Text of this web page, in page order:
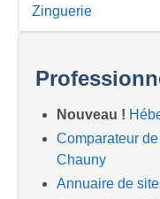
Zinguerie
Nouveau !
Comparateur
Chauny
Annuaire de